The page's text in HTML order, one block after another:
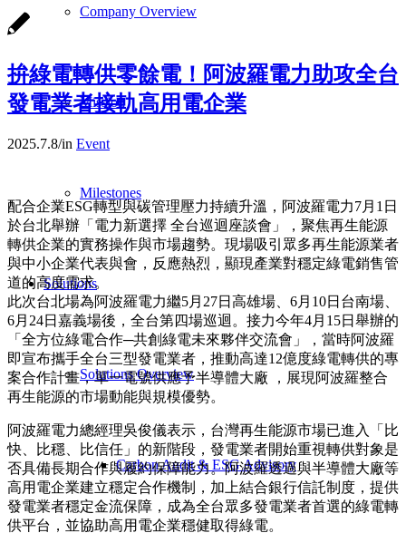
Company Overview
Mission
Milestones
Solutions
Solutions Overview
Carbon Audit & ESG Advisory
拚綠電轉供零餘電！阿波羅電力助攻全台
發電業者接軌高用電企業
2025.7.8/in Event
配合企業ESG轉型與碳管理壓力持續升溫，阿波羅電力7月1日
於台北舉辦「電力新選擇 全台巡迴座談會」，聚焦再生能源
轉供企業的實務操作與市場趨勢。現場吸引眾多再生能源業者
與中小企業代表與會，反應熱烈，顯現產業對穩定綠電銷售管
道的高度需求。
此次台北場為阿波羅電力繼5月27日高雄場、6月10日台南場、
6月24日嘉義場後，全台第四場巡迴。接力今年4月15日舉辦的
「全方位綠電合作─共創綠電未來夥伴交流會」，當時阿波羅
即宣布攜手全台三型發電業者，推動高達12億度綠電轉供的專
案合作計畫，單一電號供應予半導體大廠 ，展現阿波羅整合
再生能源的市場動能與規模優勢。
阿波羅電力總經理吳俊儀表示，台灣再生能源市場已進入「比
快、比穩、比信任」的新階段，發電業者開始重視轉供對象是
否具備長期合作與履約保障能力。阿波羅透過與半導體大廠等
高用電企業建立穩定合作機制，加上結合銀行信託制度，提供
發電業者穩定金流保障，成為全台眾多發電業者首選的綠電轉
供平台，並協助高用電企業穩健取得綠電。